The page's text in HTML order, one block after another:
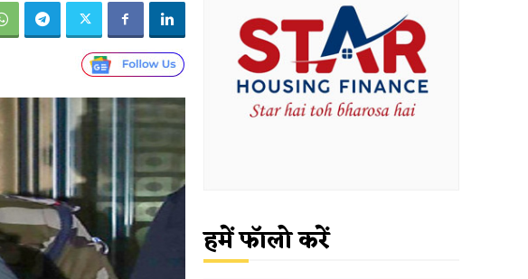
हमें फॉलो करें